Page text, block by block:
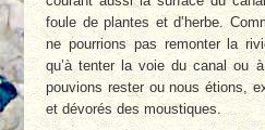
foule de plantes et d’herbe.
ne pourrions pas remonter la
qu’à tenter la voie du canal ou
pouvions rester ou nous étions,
et dévorés des moustiques.